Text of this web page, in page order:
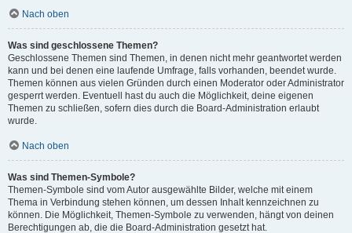
Nach oben
Was sind geschlossene Themen?
Geschlossene Themen sind Themen, in denen nicht mehr geantwortet werden
kann und bei denen eine laufende Umfrage, falls vorhanden, beendet wurde.
Themen können aus vielen Gründen durch einen Moderator oder Administrator
gesperrt werden. Eventuell hast du auch die Möglichkeit, deine eigenen
Themen zu schließen, sofern dies durch die Board-Administration erlaubt
wurde.
Nach oben
Was sind Themen-Symbole?
Themen-Symbole sind vom Autor ausgewählte Bilder, welche mit einem
Thema in Verbindung stehen können, um dessen Inhalt kennzeichnen zu
können. Die Möglichkeit, Themen-Symbole zu verwenden, hängt von deinen
Berechtigungen ab, die die Board-Administration gesetzt hat.